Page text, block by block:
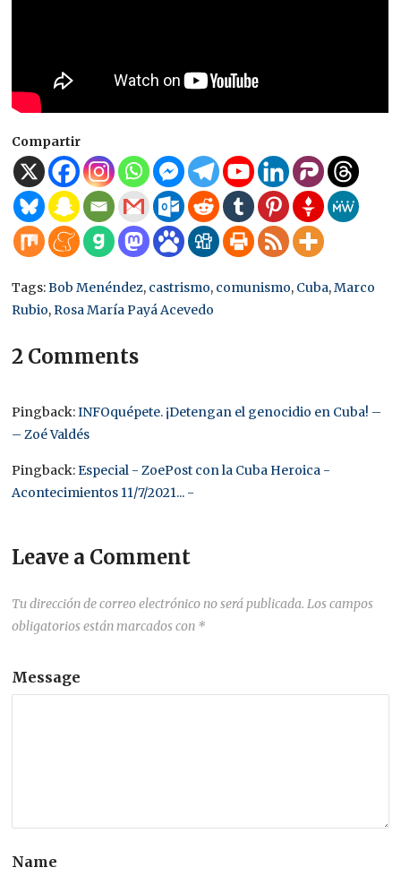
Compartir
Tags:Bob Menéndez, castrismo, comunismo, Cuba,Marco
Rubio,Rosa María Payá Acevedo
2 Comments
Pingback:INFOquépete. ¡Detengan el genocidio en Cuba! –
– Zoé Valdés
Pingback:Especial - ZoePost con la Cuba Heroica -
Acontecimientos 11/7/2021... -
Leave a Comment
Tu dirección de correo electrónico no será publicada. Los campos
obligatorios están marcados con *
Message
Name